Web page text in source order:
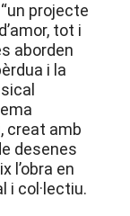
projecte
tot i
aborden
i la
creat amb
desenes
l’obra en
i col·lectiu.